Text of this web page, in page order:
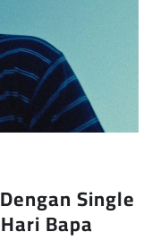
Single
Bapa